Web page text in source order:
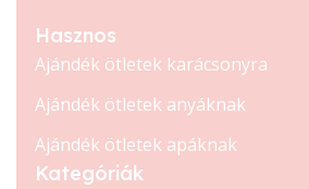
Hasznos
Ajándék ötletek karácsonyra
Ajándék ötletek anyáknak
Ajándék ötletek apáknak
Kategóriák